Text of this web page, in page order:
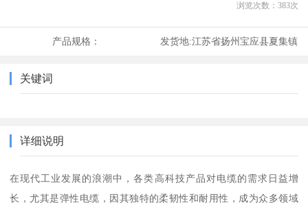
浏览次数： 383次
产品规格： 发货地:江苏省扬州宝应县夏集镇
关键词
详细说明
在现代工业发展的浪潮中，各类高科技产品对电缆的需求日益增
长，尤其是弹性电缆，因其独特的柔韧性和耐用性，成为众多领域